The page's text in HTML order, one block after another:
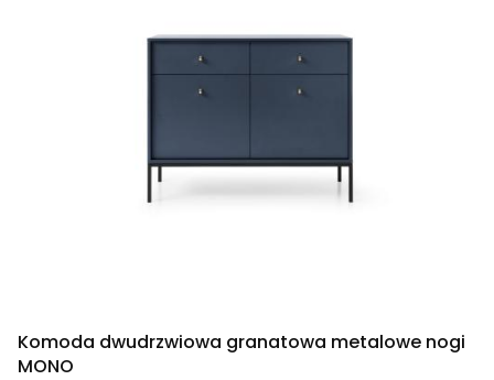
Komoda dwudrzwiowa granatowa metalowe nogi
MONO